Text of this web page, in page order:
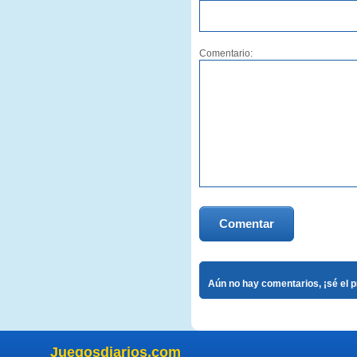
Comentario:
Comentar
Aún no hay comentarios, ¡sé el
Juegosdiarios.com